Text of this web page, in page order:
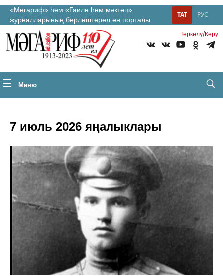
«Мәгариф» һәм «Гаилә һәм мәктәп»
журналларының берләштерелгән порталы
РУС
ТАТ
Теркəлү/Керү
Меню
7 июль 2026 яңалыклары